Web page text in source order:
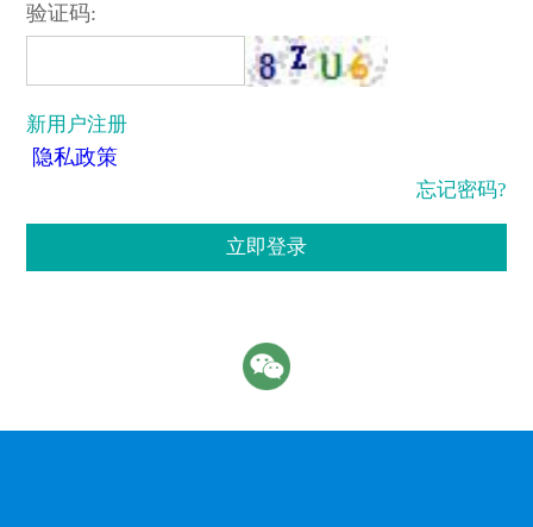
验证码:
新用户注册
隐私政策
忘记密码?
立即登录